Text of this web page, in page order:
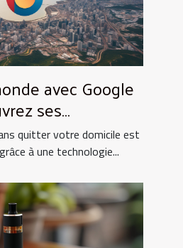
avec Google
ses
les plus
quitter votre domicile est
à une technologie...